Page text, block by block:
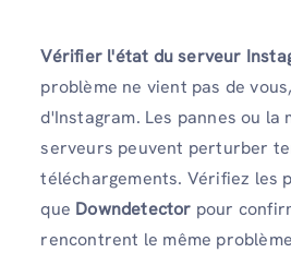
Vérifier l'état du serveur
problème ne vient pas de
d'Instagram. Les pannes ou la
serveurs peuvent perturber
téléchargements. Vérifiez les
que Downdetector pour
rencontrent le même